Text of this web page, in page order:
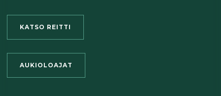
KATSO REITTI
AUKIOLOAJAT